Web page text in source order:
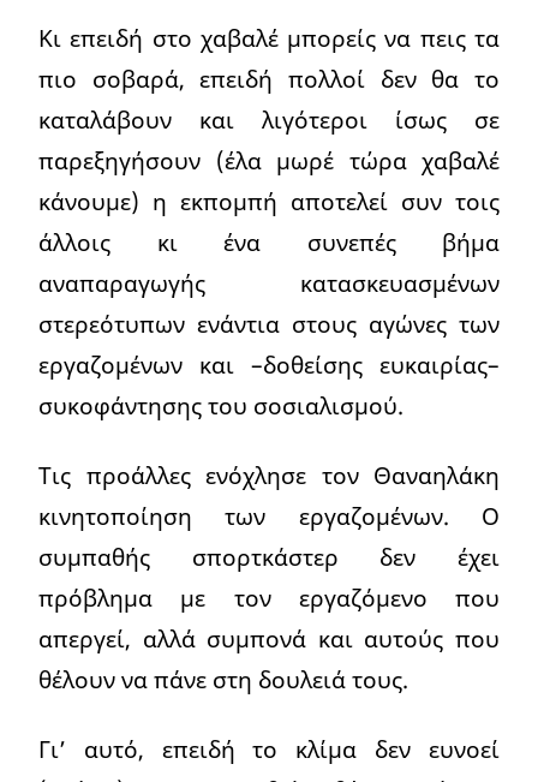
Κι επειδή στο χαβαλέ μπορείς να πεις τα
πιο σοβαρά, επειδή πολλοί δεν θα το
καταλάβουν και λιγότεροι ίσως σε
παρεξηγήσουν (έλα μωρέ τώρα χαβαλέ
κάνουμε) η εκπομπή αποτελεί συν τοις
άλλοις κι ένα συνεπές βήμα
αναπαραγωγής κατασκευασμένων
στερεότυπων ενάντια στους αγώνες των
εργαζομένων και –δοθείσης ευκαιρίας–
συκοφάντησης του σοσιαλισμού.
Τις προάλλες ενόχλησε τον Θαναηλάκη
κινητοποίηση των εργαζομένων. Ο
συμπαθής σπορτκάστερ δεν έχει
πρόβλημα με τον εργαζόμενο που
απεργεί, αλλά συμπονά και αυτούς που
θέλουν να πάνε στη δουλειά τους.
Γι’ αυτό, επειδή το κλίμα δεν ευνοεί